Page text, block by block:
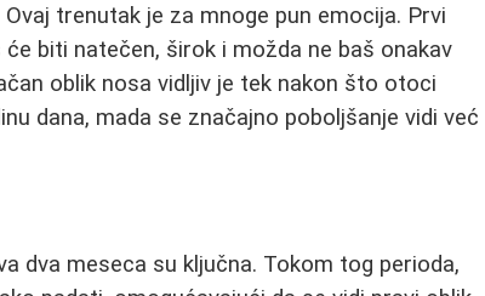
trenutak je za mnoge pun emocija. Prvi
biti natečen, širok i možda ne baš onakav
oblik nosa vidljiv je tek nakon što otoci
dana, mada se značajno poboljšanje vidi već
dva meseca su ključna. Tokom tog perioda,